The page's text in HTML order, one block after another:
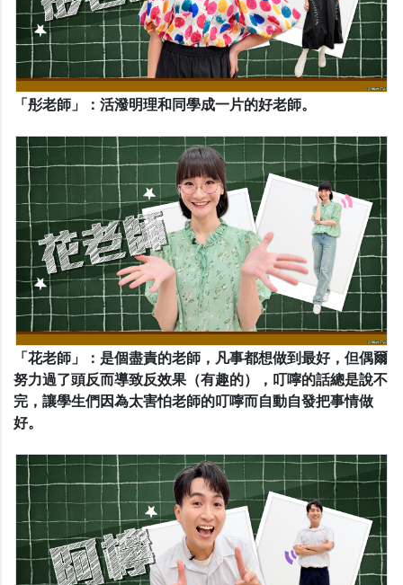
「彤老師」：活潑明理和同學成一片的好老師。
「花老師」：是個盡責的老師，凡事都想做到最好，但偶爾
努力過了頭反而導致反效果（有趣的），叮嚀的話總是說不
完，讓學生們因為太害怕老師的叮嚀而自動自發把事情做
好。